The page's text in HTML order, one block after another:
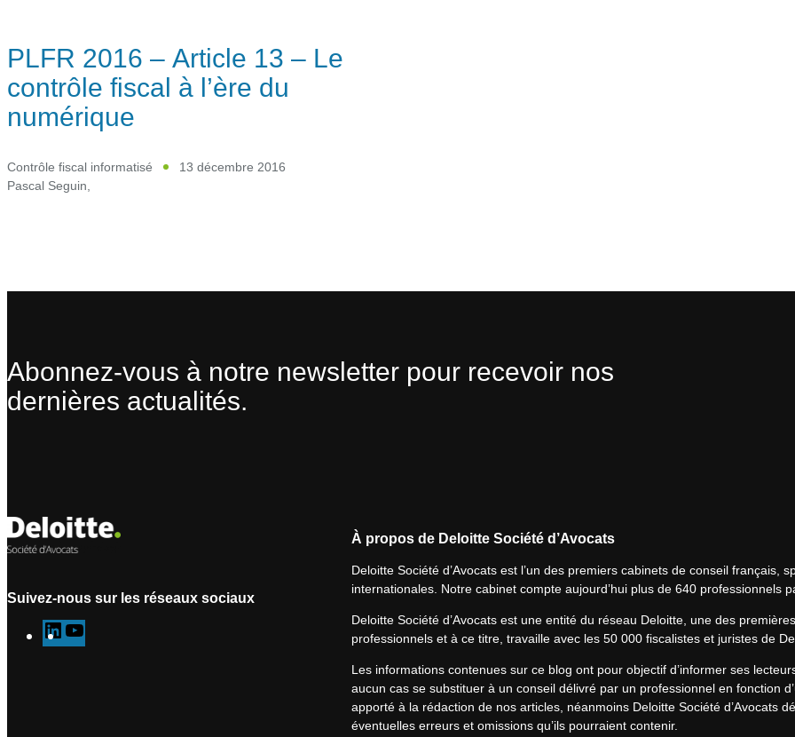
PLFR 2016 – Article 13 – Le
contrôle fiscal à l’ère du
numérique
Contrôle fiscal informatisé
13 décembre 2016
Pascal Seguin
Abonnez-vous à notre newsletter pour recevoir nos
dernières actualités.
Suivez-nous sur les réseaux sociaux
L
i
o
À propos de Deloitte Société d’Avocats
Deloitte Société d’Avocats est l’un des premiers cabinets de conseil français,
internationales. Notre cabinet compte aujourd’hui plus de 640 professionnels
Deloitte Société d’Avocats est une entité du réseau Deloitte, une des
professionnels et à ce titre, travaille avec les 50 000 fiscalistes et juristes de
Les informations contenues sur ce blog ont pour objectif d’informer ses
aucun cas se substituer à un conseil délivré par un professionnel en fonction
apporté à la rédaction de nos articles, néanmoins Deloitte Société d’Avocats
éventuelles erreurs et omissions qu’ils pourraient contenir.​